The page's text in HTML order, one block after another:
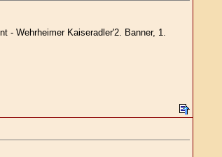
- Wehrheimer Kaiseradler'2. Banner, 1.